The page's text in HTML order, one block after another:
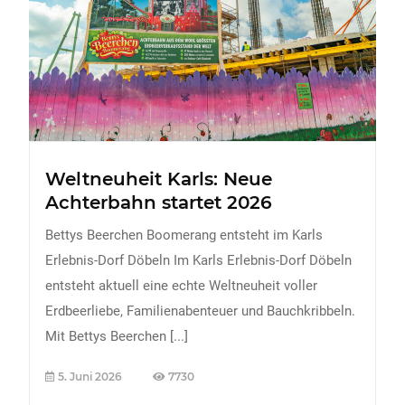
FREIZEIT
Veranstaltungen
Essen & Trinken
Sport
URLAUB
Weltneuheit Karls: Neue
Achterbahn startet 2026
Bettys Beerchen Boomerang entsteht im Karls
Erlebnis-Dorf Döbeln Im Karls Erlebnis-Dorf Döbeln
entsteht aktuell eine echte Weltneuheit voller
Erdbeerliebe, Familienabenteuer und Bauchkribbeln.
Mit Bettys Beerchen [...]
5. Juni 2026 7730